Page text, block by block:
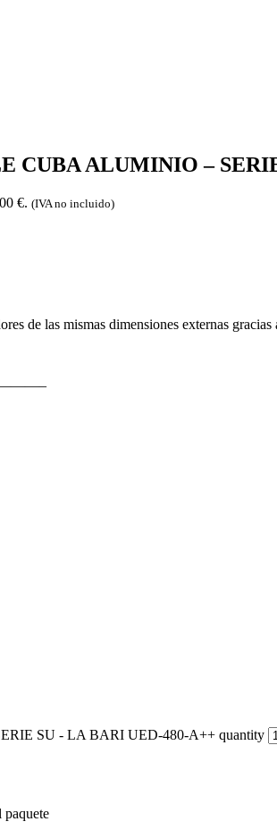
CUBA ALUMINIO –
€. (IVA no incluido)
de las mismas dimensiones externas gracias
SU - LA BARI UED-480-A++ quantity
paquete